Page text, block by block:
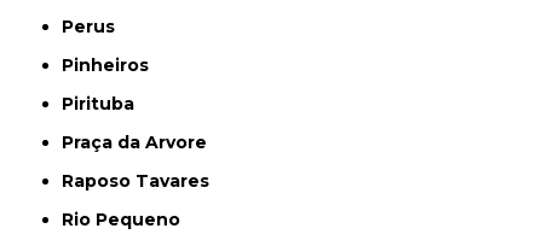
Perus
Pinheiros
Pirituba
Praça da Arvore
Raposo Tavares
Rio Pequeno